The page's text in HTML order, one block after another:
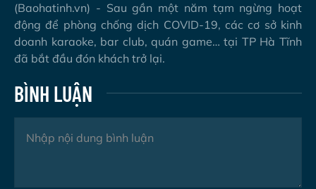
(Baohatinh.vn) - Sau gần một năm tạm ngừng hoạt
động để phòng chống dịch COVID-19, các cơ sở kinh
doanh karaoke, bar club, quán game… tại TP Hà Tĩnh
đã bắt đầu đón khách trở lại.
BÌNH LUẬN